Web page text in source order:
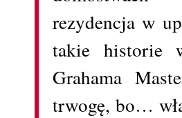
rezydencja w
takie historie
Grahama
trwogę, bo…